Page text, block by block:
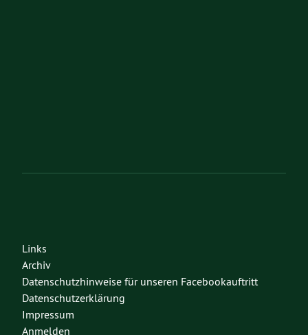
Links
Archiv
Datenschutzhinweise für unseren Facebookauftritt
Datenschutzerklärung
Impressum
Anmelden